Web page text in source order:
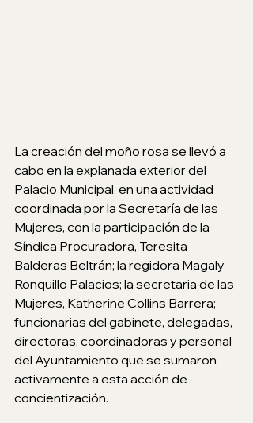
La creación del moño rosa se llevó a
cabo en la explanada exterior del
Palacio Municipal, en una actividad
coordinada por la Secretaría de las
Mujeres, con la participación de la
Síndica Procuradora, Teresita
Balderas Beltrán; la regidora Magaly
Ronquillo Palacios; la secretaria de las
Mujeres, Katherine Collins Barrera;
funcionarias del gabinete, delegadas,
directoras, coordinadoras y personal
del Ayuntamiento que se sumaron
activamente a esta acción de
concientización.